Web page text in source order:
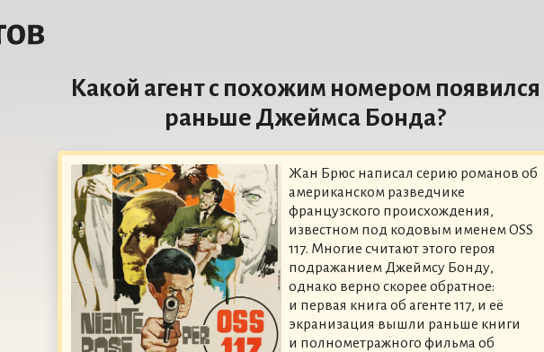
Какой агент с похожим номером появился
раньше Джеймса Бонда?
Жан Брюс написал серию романов об
американском разведчике
французского происхождения,
известном под кодовым именем OSS
117. Многие считают этого героя
подражанием Джеймсу Бонду,
однако верно скорее обратное:
и первая книга об агенте 117, и её
экранизация вышли раньше книги
и полнометражного фильма об